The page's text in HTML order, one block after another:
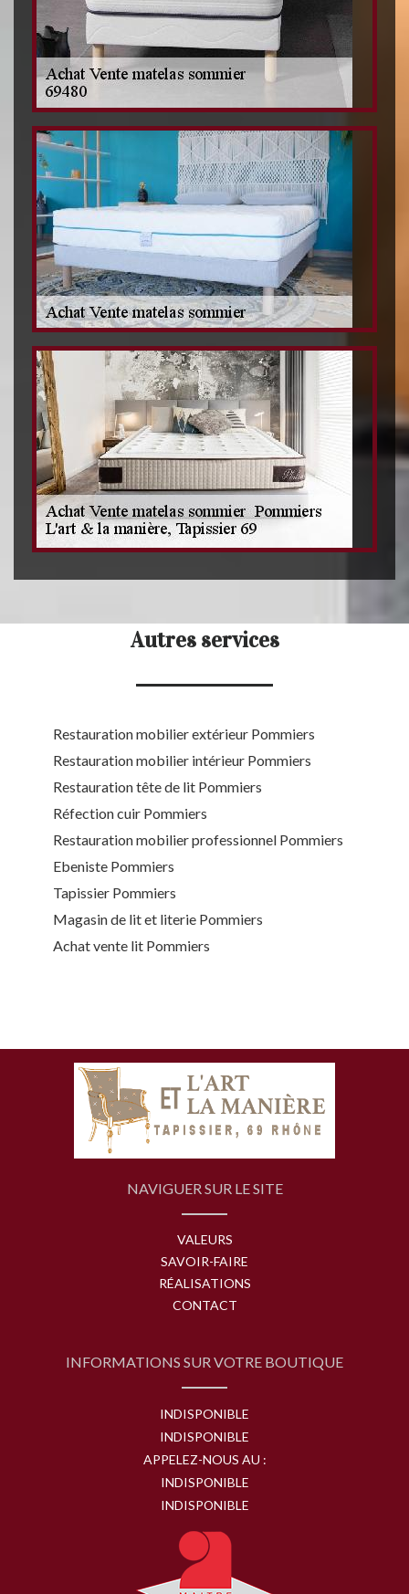
Autres services
Restauration mobilier extérieur Pommiers
Restauration mobilier intérieur Pommiers
Restauration tête de lit Pommiers
Réfection cuir Pommiers
Restauration mobilier professionnel Pommiers
Ebeniste Pommiers
Tapissier Pommiers
Magasin de lit et literie Pommiers
Achat vente lit Pommiers
NAVIGUER SUR LE SITE
VALEURS
SAVOIR-FAIRE
RÉALISATIONS
CONTACT
INFORMATIONS SUR VOTRE BOUTIQUE
INDISPONIBLE
INDISPONIBLE
APPELEZ-NOUS AU :
INDISPONIBLE
INDISPONIBLE